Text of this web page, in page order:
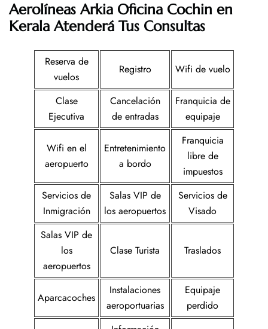
Aerolíneas Arkia Oficina Cochin en
KeralaAtenderá Tus Consultas
Reserva de
vuelos
Registro Wifi de vuelo
Clase
Ejecutiva
Cancelación
de entradas
Franquicia de
equipaje
Wifi en el
aeropuerto
Entretenimiento
a bordo
Franquicia
libre de
impuestos
Servicios de
Inmigración
Salas VIP de
los aeropuertos
Servicios de
Visado
Salas VIP de
los
aeropuertos
Clase Turista Traslados
Aparcacoches
Instalaciones
aeroportuarias
Equipaje
perdido